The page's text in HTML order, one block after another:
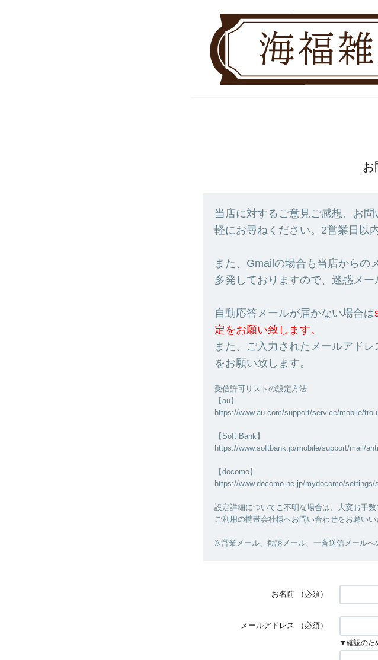
お
当店に対するご意見ご感想、お
軽にお尋ねください。2営業日以
また、Gmailの場合も当店からの
多発しておりますので、迷惑メー
自動応答メールが届かない場合は
定をお願い致します。
また、ご入力されたメールアド
をお願い致します。
受信許可リストの設定方法
【au】
https://www.au.com/support/service/mobile/
【Soft Bank】
https://www.softbank.jp/mobile/support/mail/
【docomo】
https://www.docomo.ne.jp/mydocomo/settings/
設定詳細についてご不明な場合は、大変お手
ご利用の携帯会社様へお問い合わせをお願いい
※営業メール、勧誘メール、一斉送信メールへ
お名前 （必須）
メールアドレス （必須）
▼確認のた